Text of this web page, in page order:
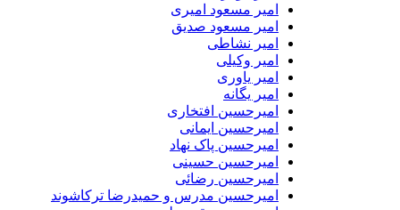
امیر مسعود امیری
امیر مسعود صدیق
امیر نشاطی
امیر وکیلی
امیر یاوری
امیر یگانه
امیرحسین افتخاری
امیرحسین ایمانی
امیرحسین پاک نهاد
امیرحسین حسینی
امیرحسین رضائی
امیرحسین مدرس و حمیدرضا ترکاشوند